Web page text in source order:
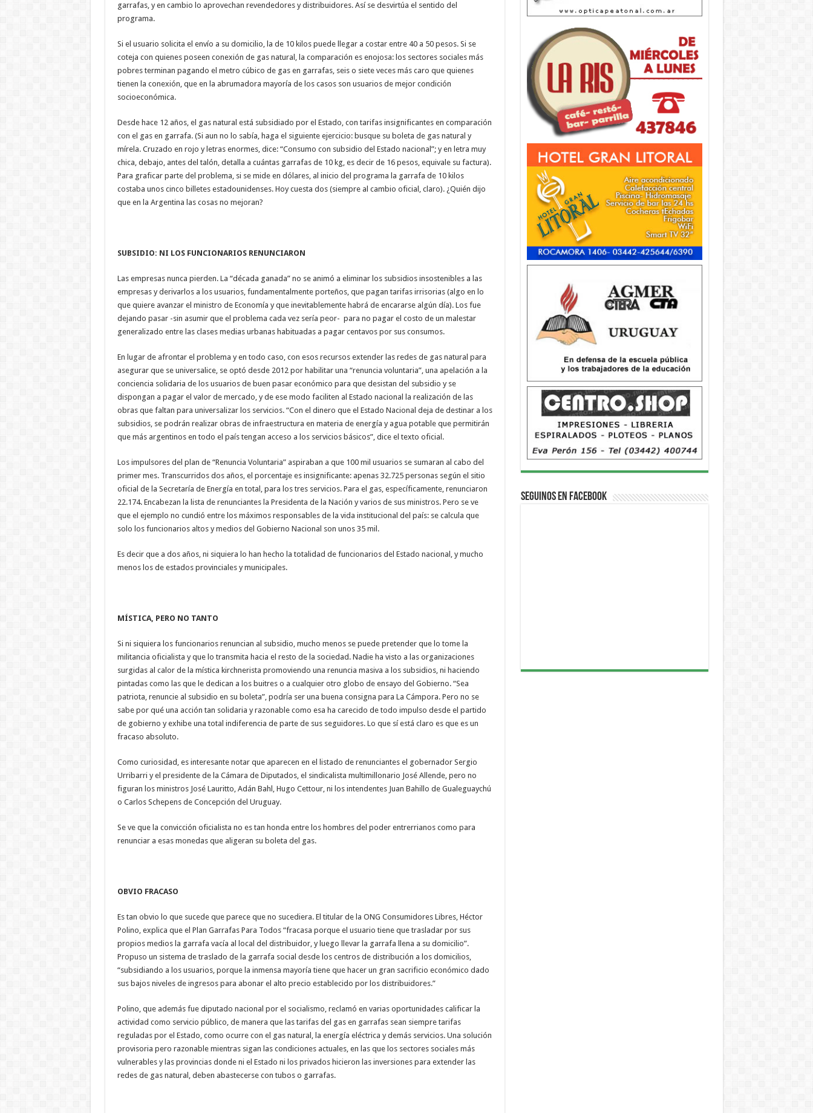
garrafas, y en cambio lo aprovechan revendedores y distribuidores. Así se desvirtúa el sentido del
programa.
Si el usuario solicita el envío a su domicilio, la de 10 kilos puede llegar a costar entre 40 a 50 pesos. Si se
coteja con quienes poseen conexión de gas natural, la comparación es enojosa: los sectores sociales más
pobres terminan pagando el metro cúbico de gas en garrafas, seis o siete veces más caro que quienes
tienen la conexión, que en la abrumadora mayoría de los casos son usuarios de mejor condición
socioeconómica.
Desde hace 12 años, el gas natural está subsidiado por el Estado, con tarifas insignificantes en comparación
con el gas en garrafa. (Si aun no lo sabía, haga el siguiente ejercicio: busque su boleta de gas natural y
mírela. Cruzado en rojo y letras enormes, dice: “Consumo con subsidio del Estado nacional”; y en letra muy
chica, debajo, antes del talón, detalla a cuántas garrafas de 10 kg, es decir de 16 pesos, equivale su factura).
Para graficar parte del problema, si se mide en dólares, al inicio del programa la garrafa de 10 kilos
costaba unos cinco billetes estadounidenses. Hoy cuesta dos (siempre al cambio oficial, claro). ¿Quién dijo
que en la Argentina las cosas no mejoran?
SUBSIDIO: NI LOS FUNCIONARIOS RENUNCIARON
Las empresas nunca pierden. La “década ganada” no se animó a eliminar los subsidios insostenibles a las
empresas y derivarlos a los usuarios, fundamentalmente porteños, que pagan tarifas irrisorias (algo en lo
que quiere avanzar el ministro de Economía y que inevitablemente habrá de encararse algún día). Los fue
dejando pasar -sin asumir que el problema cada vez sería peor- para no pagar el costo de un malestar
generalizado entre las clases medias urbanas habituadas a pagar centavos por sus consumos.
En lugar de afrontar el problema y en todo caso, con esos recursos extender las redes de gas natural para
asegurar que se universalice, se optó desde 2012 por habilitar una “renuncia voluntaria”, una apelación a la
conciencia solidaria de los usuarios de buen pasar económico para que desistan del subsidio y se
dispongan a pagar el valor de mercado, y de ese modo faciliten al Estado nacional la realización de las
obras que faltan para universalizar los servicios. “Con el dinero que el Estado Nacional deja de destinar a los
subsidios, se podrán realizar obras de infraestructura en materia de energía y agua potable que permitirán
que más argentinos en todo el país tengan acceso a los servicios básicos”, dice el texto oficial.
Los impulsores del plan de “Renuncia Voluntaria” aspiraban a que 100 mil usuarios se sumaran al cabo del
primer mes. Transcurridos dos años, el porcentaje es insignificante: apenas 32.725 personas según el sitio
oficial de la Secretaría de Energía en total, para los tres servicios. Para el gas, específicamente, renunciaron
22.174. Encabezan la lista de renunciantes la Presidenta de la Nación y varios de sus ministros. Pero se ve
que el ejemplo no cundió entre los máximos responsables de la vida institucional del país: se calcula que
solo los funcionarios altos y medios del Gobierno Nacional son unos 35 mil.
Es decir que a dos años, ni siquiera lo han hecho la totalidad de funcionarios del Estado nacional, y mucho
menos los de estados provinciales y municipales.
MÍSTICA, PERO NO TANTO
Si ni siquiera los funcionarios renuncian al subsidio, mucho menos se puede pretender que lo tome la
militancia oficialista y que lo transmita hacia el resto de la sociedad. Nadie ha visto a las organizaciones
surgidas al calor de la mística kirchnerista promoviendo una renuncia masiva a los subsidios, ni haciendo
pintadas como las que le dedican a los buitres o a cualquier otro globo de ensayo del Gobierno. “Sea
patriota, renuncie al subsidio en su boleta”, podría ser una buena consigna para La Cámpora. Pero no se
sabe por qué una acción tan solidaria y razonable como esa ha carecido de todo impulso desde el partido
de gobierno y exhibe una total indiferencia de parte de sus seguidores. Lo que sí está claro es que es un
fracaso absoluto.
Como curiosidad, es interesante notar que aparecen en el listado de renunciantes el gobernador Sergio
Urribarri y el presidente de la Cámara de Diputados, el sindicalista multimillonario José Allende, pero no
figuran los ministros José Lauritto, Adán Bahl, Hugo Cettour, ni los intendentes Juan Bahillo de Gualeguaychú
o Carlos Schepens de Concepción del Uruguay.
Se ve que la convicción oficialista no es tan honda entre los hombres del poder entrerrianos como para
renunciar a esas monedas que aligeran su boleta del gas.
OBVIO FRACASO
Es tan obvio lo que sucede que parece que no sucediera. El titular de la ONG Consumidores Libres, Héctor
Polino, explica que el Plan Garrafas Para Todos “fracasa porque el usuario tiene que trasladar por sus
propios medios la garrafa vacía al local del distribuidor, y luego llevar la garrafa llena a su domicilio”.
Propuso un sistema de traslado de la garrafa social desde los centros de distribución a los domicilios,
“subsidiando a los usuarios, porque la inmensa mayoría tiene que hacer un gran sacrificio económico dado
sus bajos niveles de ingresos para abonar el alto precio establecido por los distribuidores.”
Polino, que además fue diputado nacional por el socialismo, reclamó en varias oportunidades calificar la
actividad como servicio público, de manera que las tarifas del gas en garrafas sean siempre tarifas
reguladas por el Estado, como ocurre con el gas natural, la energía eléctrica y demás servicios. Una solución
provisoria pero razonable mientras sigan las condiciones actuales, en las que los sectores sociales más
vulnerables y las provincias donde ni el Estado ni los privados hicieron las inversiones para extender las
redes de gas natural, deben abastecerse con tubos o garrafas.
Seguinos en Facebook